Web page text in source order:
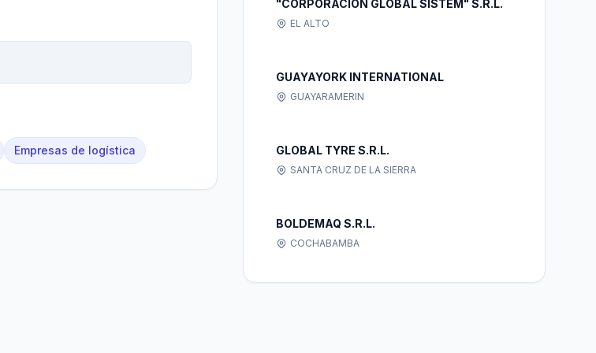
Empresas de logística
"CORPORACION GLOBAL SISTEM" S.R.L.
EL ALTO
GUAYAYORK INTERNATIONAL
GUAYARAMERIN
GLOBAL TYRE S.R.L.
SANTA CRUZ DE LA SIERRA
BOLDEMAQ S.R.L.
COCHABAMBA